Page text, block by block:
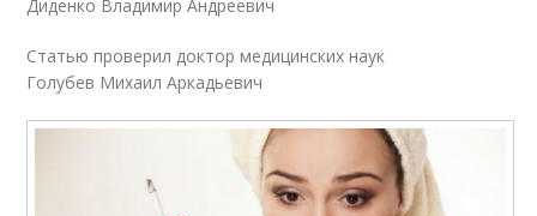
Диденко Владимир Андреевич
Статью проверил доктор медицинских наук
Голубев Михаил Аркадьевич